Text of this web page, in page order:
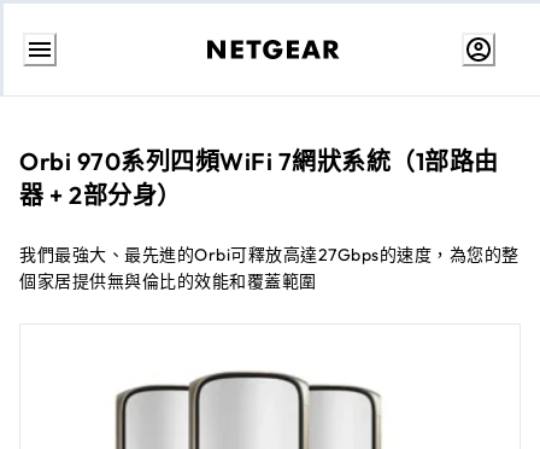
跳
Orbi 970系列四頻WiFi 7網狀系統（1部路由
器 + 2部分身）
我們最強大、最先進的Orbi可釋放高達27Gbps的速度，為您的整
個家居提供無與倫比的效能和覆蓋範圍